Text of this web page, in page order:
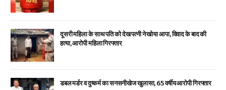
दूसरी महिला के साथ पति को देख पत्नी ने खोया आपा, विवाद के बाद की
हत्या, आरोपी महिला गिरफ्तार
डबल मर्डर व दुष्कर्म का सनसनीखेज खुलासा, 65 वर्षीय आरोपी गिरफ्तार